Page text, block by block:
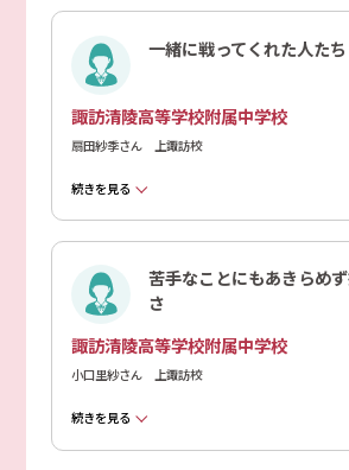
一緒に戦ってくれた人たち
諏訪清陵高等学校附属中学校
扇田紗季さん 上諏訪校
続きを見る
苦手なことにもあきらめ
さ
諏訪清陵高等学校附属中学校
小口里紗さん 上諏訪校
続きを見る